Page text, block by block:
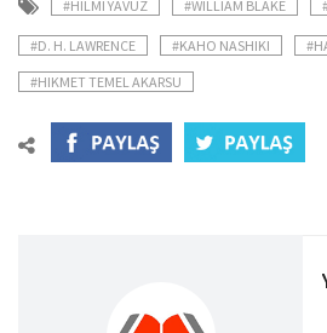
#HILMI YAVUZ #WILLIAM BLAKE
#D. H. LAWRENCE #KAHO NASHIKI
#HIKMET TEMEL AKARSU